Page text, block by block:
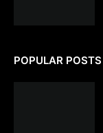
POPULAR POSTS